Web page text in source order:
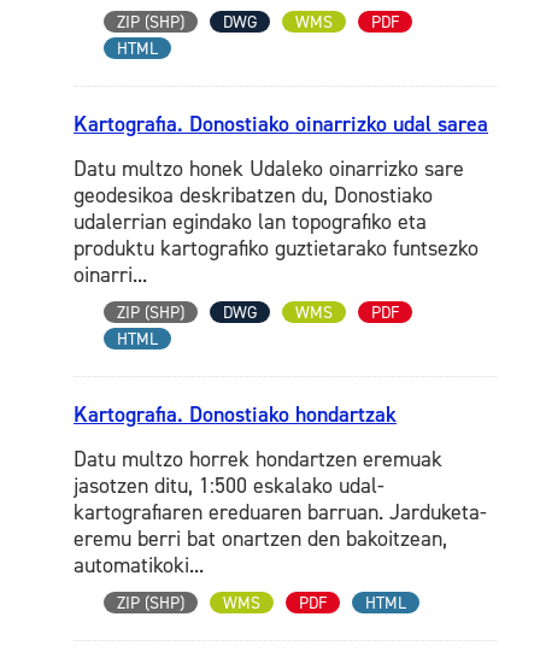
ZIP (SHP) DWG WMS
PDF
HTML
Kartografia. Donostiako oinarrizko udal sarea
Datu multzo honek Udaleko oinarrizko sare
geodesikoa deskribatzen du, Donostiako
udalerrian egindako lan topografiko eta
produktu kartografiko guztietarako funtsezko
oinarri...
ZIP (SHP) DWG WMS
PDF
HTML
Kartografia. Donostiako hondartzak
Datu multzo horrek hondartzen eremuak
jasotzen ditu, 1:500 eskalako udal-
kartografiaren ereduaren barruan. Jarduketa-
eremu berri bat onartzen den bakoitzean,
automatikoki...
ZIP (SHP) WMS PDF HTML